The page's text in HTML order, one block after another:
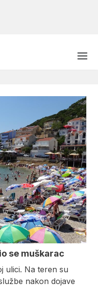
se muškarac
ulici. Na teren su
nakon dojave